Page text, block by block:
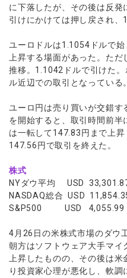
に下落したが、その後は反発
引けにかけては押し戻され、
ユーロドルは1.1054ドルで
上昇する場面があった。た
推移。1.1042ドルで引けた
ル近辺での取引となっている。
ユーロ円は売り買いが交錯す
を開始すると、取引時間前
は一転して147.83円まで上
147.56円で取引を終えた。
株式
NYダウ平均 USD
NASDAQ総合 USD
S&P500 USD 4,055.99
4月26日の米株式市場のダウ
朝方はソフトウェア大手マイ
上昇したものの、その後は
り投資家心理が悪化し、軟調